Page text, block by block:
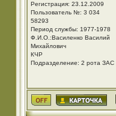
Регистрация: 23.12.2009
Пользователь №: 3 034
58293
Период службы: 1977-1978
Ф.И.О.:Василенко Василий
Михайлович
КЧР
Подразделение: 2 рота ЗАС